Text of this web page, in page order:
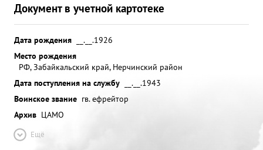
Документ в учетной картотеке
Дата рождения
__.__.1926
Место рождения
РФ, Забайкальский край, Нерчинский район
Дата поступления на службу
__.__.1943
Воинское звание гв. ефрейтор
Архив ЦАМО
Ещё